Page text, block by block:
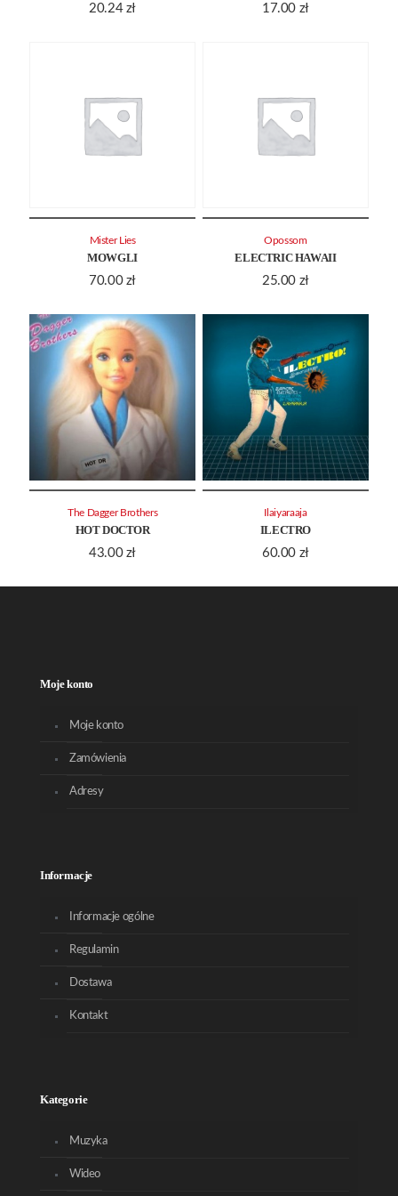
20.24 zł
17.00 zł
MOWGLI
70.00 zł
Mister Lies
ELECTRIC HAWAII
25.00 zł
Opossom
HOT DOCTOR
43.00 zł
The Dagger Brothers
ILECTRO
60.00 zł
Ilaiyaraaja
Moje konto
Moje konto
Zamówienia
Adresy
Informacje
Informacje ogólne
Regulamin
Dostawa
Kontakt
Kategorie
Muzyka
Wideo